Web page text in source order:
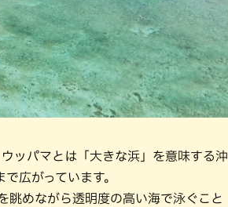
ッパマとは「大きな浜」を意味する沖
広がっています。
眺めながら透明度の高い海で泳ぐこと